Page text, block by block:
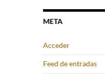
META
Acceder
Feed de entradas